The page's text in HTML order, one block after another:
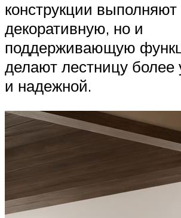
конструкции выполняют
декоративную, но и
поддерживающую
делают лестницу более
и надежной.